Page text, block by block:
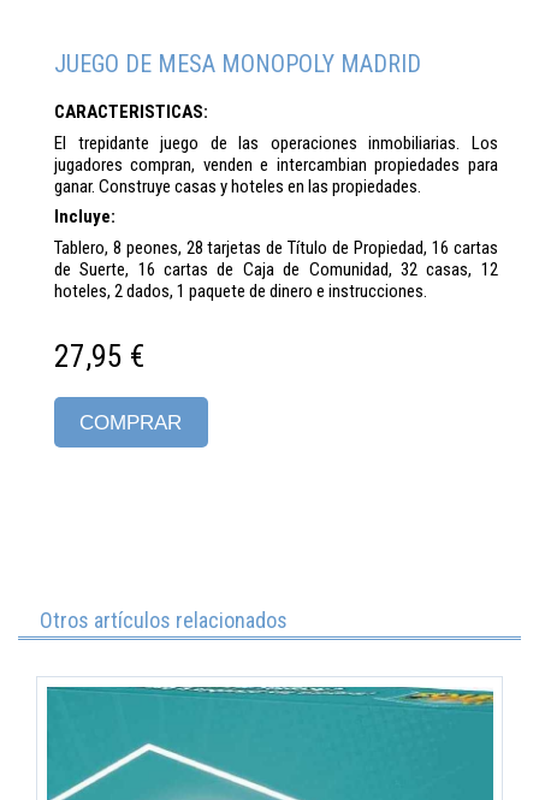
JUEGO DE MESA MONOPOLY MADRID
CARACTERISTICAS:
El trepidante juego de las operaciones inmobiliarias. Los
jugadores compran, venden e intercambian propiedades para
ganar. Construye casas y hoteles en las propiedades.
Incluye:
Tablero, 8 peones, 28 tarjetas de Título de Propiedad, 16 cartas
de Suerte, 16 cartas de Caja de Comunidad, 32 casas, 12
hoteles, 2 dados, 1 paquete de dinero e instrucciones.
27,95 €
COMPRAR
Otros artículos relacionados